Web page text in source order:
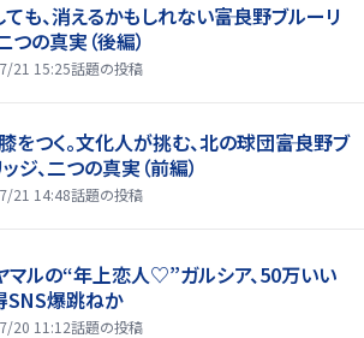
も、消えるかもしれない――富良野ブルーリ
つの真実（後編）
21 15:25話題の投稿
をつく。文化人が挑む、北の球団――富良野ブ
ジ、二つの真実（前編）
21 14:48話題の投稿
マルの“年上恋人♡”ガルシア、50万いい
SNS爆跳ねか
20 11:12話題の投稿